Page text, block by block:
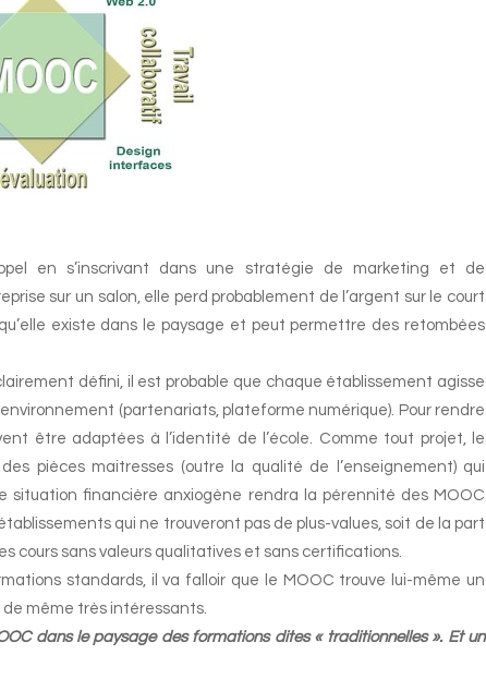
en s’inscrivant dans une stratégie de marketing et de
sur un salon, elle perd probablement de l’argent sur le court
existe dans le paysage et peut permettre des retombées
défini, il est probable que chaque établissement agisse
(partenariats, plateforme numérique). Pour rendre
être adaptées à l’identité de l’école. Comme tout projet, le
pièces maitresses (outre la qualité de l’enseignement) qui
situation financière anxiogène rendra la pérennité des MOOC
qui ne trouveront pas de plus-values, soit de la part
cours sans valeurs qualitatives et sans certifications.
standards, il va falloir que le MOOC trouve lui-même un
même très intéressants.
dans le paysage des formations dites « traditionnelles ». Et un